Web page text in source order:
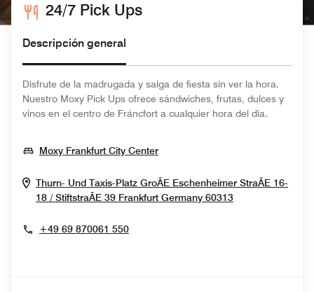
24/7 Pick Ups
Descripción general
Disfrute de la madrugada y salga de fiesta sin ver la hora.
Nuestro Moxy Pick Ups ofrece sándwiches, frutas, dulces y
vinos en el centro de Fráncfort a cualquier hora del día.
Moxy Frankfurt City CenterOpens In New Window
Thurn- Und Taxis-Platz GroÃe Eschenheimer StraÃe 16-
18 / StiftstraÃe 39 Frankfurt Germany 60313Opens In New
+49 69 870061 550